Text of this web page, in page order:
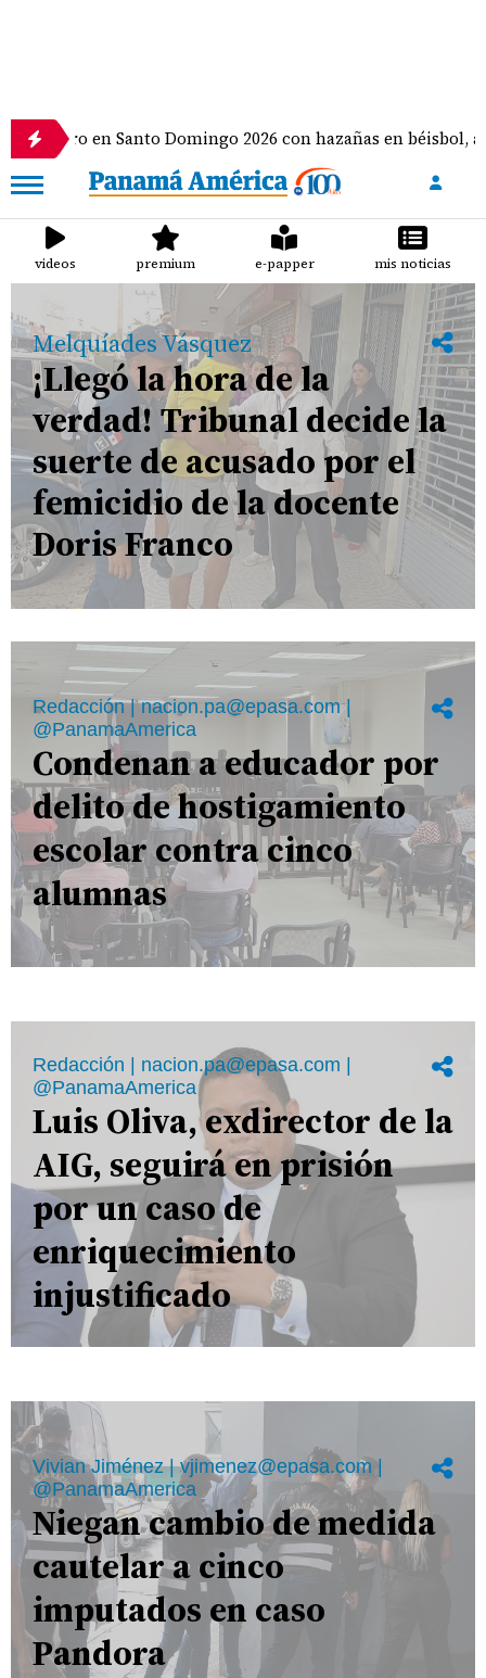
oro en Santo Domingo 2026 con hazañas en béisbol,
videos premium e-papper mis noticias
Melquíades Vásquez
¡Llegó la hora de la
verdad! Tribunal decide la
suerte de acusado por el
femicidio de la docente
Doris Franco
Redacción | nacion.pa@epasa.com |
@PanamaAmerica
Condenan a educador por
delito de hostigamiento
escolar contra cinco
alumnas
Redacción | nacion.pa@epasa.com |
@PanamaAmerica
Luis Oliva, exdirector de la
AIG, seguirá en prisión
por un caso de
enriquecimiento
injustificado
Vivian Jiménez | vjimenez@epasa.com |
@PanamaAmerica
Niegan cambio de medida
cautelar a cinco
imputados en caso
Pandora